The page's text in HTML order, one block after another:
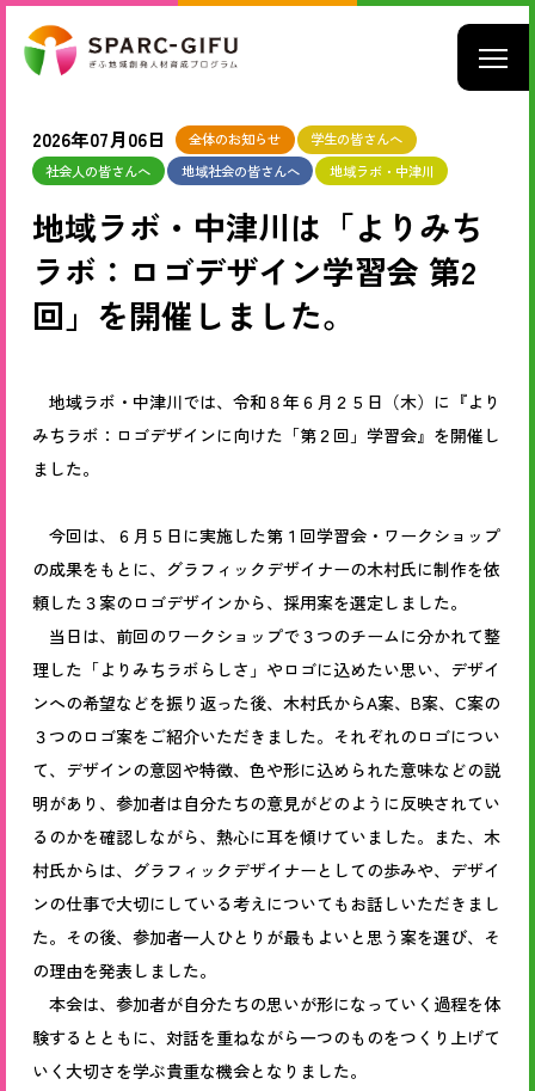
2026年07月06日 全体のお知らせ
学生の皆さんへ
社会人の皆さんへ
地域社会の皆さんへ 地域ラボ・中津川
地域ラボ・中津川は「よりみち
ラボ：ロゴデザイン学習会 第2
回」を開催しました。
地域ラボ・中津川では、令和８年６月２５日（木）に『より
みちラボ：ロゴデザインに向けた「第２回」学習会』を開催し
ました。
今回は、６月５日に実施した第１回学習会・ワークショップ
の成果をもとに、グラフィックデザイナーの木村氏に制作を依
頼した３案のロゴデザインから、採用案を選定しました。
当日は、前回のワークショップで３つのチームに分かれて整
理した「よりみちラボらしさ」やロゴに込めたい思い、デザイ
ンへの希望などを振り返った後、木村氏からA案、B案、C案の
３つのロゴ案をご紹介いただきました。それぞれのロゴについ
て、デザインの意図や特徴、色や形に込められた意味などの説
明があり、参加者は自分たちの意見がどのように反映されてい
るのかを確認しながら、熱心に耳を傾けていました。また、木
村氏からは、グラフィックデザイナーとしての歩みや、デザイ
ンの仕事で大切にしている考えについてもお話しいただきまし
た。その後、参加者一人ひとりが最もよいと思う案を選び、そ
の理由を発表しました。
本会は、参加者が自分たちの思いが形になっていく過程を体
験するとともに、対話を重ねながら一つのものをつくり上げて
いく大切さを学ぶ貴重な機会となりました。